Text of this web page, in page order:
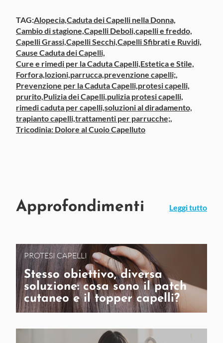
TAG:Alopecia,Caduta dei Capelli nella Donna,
Cambio di stagione,Capelli Deboli,capelli e freddo,
Capelli Grassi,Capelli Secchi,Capelli Sfibrati e Ruvidi,
Cause Caduta dei Capelli,
Cure e rimedi per la Caduta Capelli,Estetica e Stile,
Forfora,lozioni,parrucca,prevenzione capelli;,
Prevenzione per la Caduta Capelli,protesi capelli,
prurito,Pulizia dei Capelli,pulizia protesi capelli,
rimedi caduta per capelli,soluzioni al diradamento,
trapianto capelli,trattamenti per parrucche;,
Tricodinia: Dolore al Cuoio Capelluto
Approfondimenti Leggi tutto
PROTESI CAPELLI
Stesso obiettivo, diversa
soluzione: cosa sono il patch
cutaneo e il topper capelli?